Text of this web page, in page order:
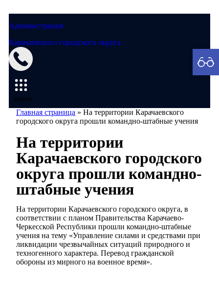
Администрация
Карачаевского городского округа
меню
Главная страница » На территории Карачаевского
городского округа прошли командно-штабные учения
На территории
Карачаевского городского
округа прошли командно-
штабные учения
На территории Карачаевского городского округа, в
соответствии с планом Правительства Карачаево-
Черкесской Республики прошли командно-штабные
учения на тему «Управление силами и средствами при
ликвидации чрезвычайных ситуаций природного и
техногенного характера. Перевод гражданской
обороны из мирного на военное время».
Мэрия